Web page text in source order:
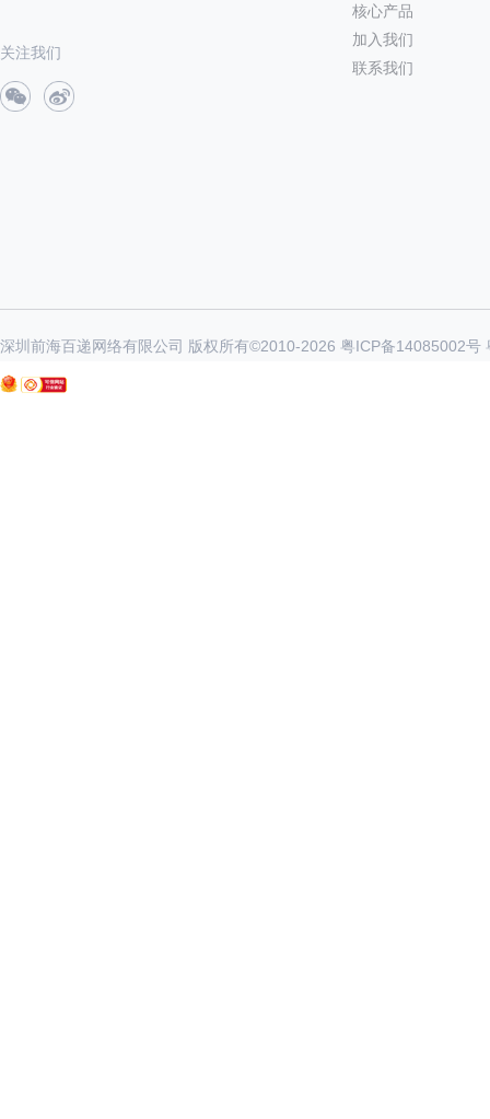
关注我们
核心产品
加入我们
联系我们
深圳前海百递网络有限公司 版权所有©2010-2026 粤ICP备14085002号